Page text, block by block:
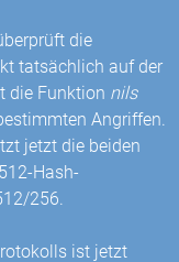
die
tatsächlich auf der
die Funktion nils
Angriffen.
jetzt die beiden
Hash-
256.
ist jetzt